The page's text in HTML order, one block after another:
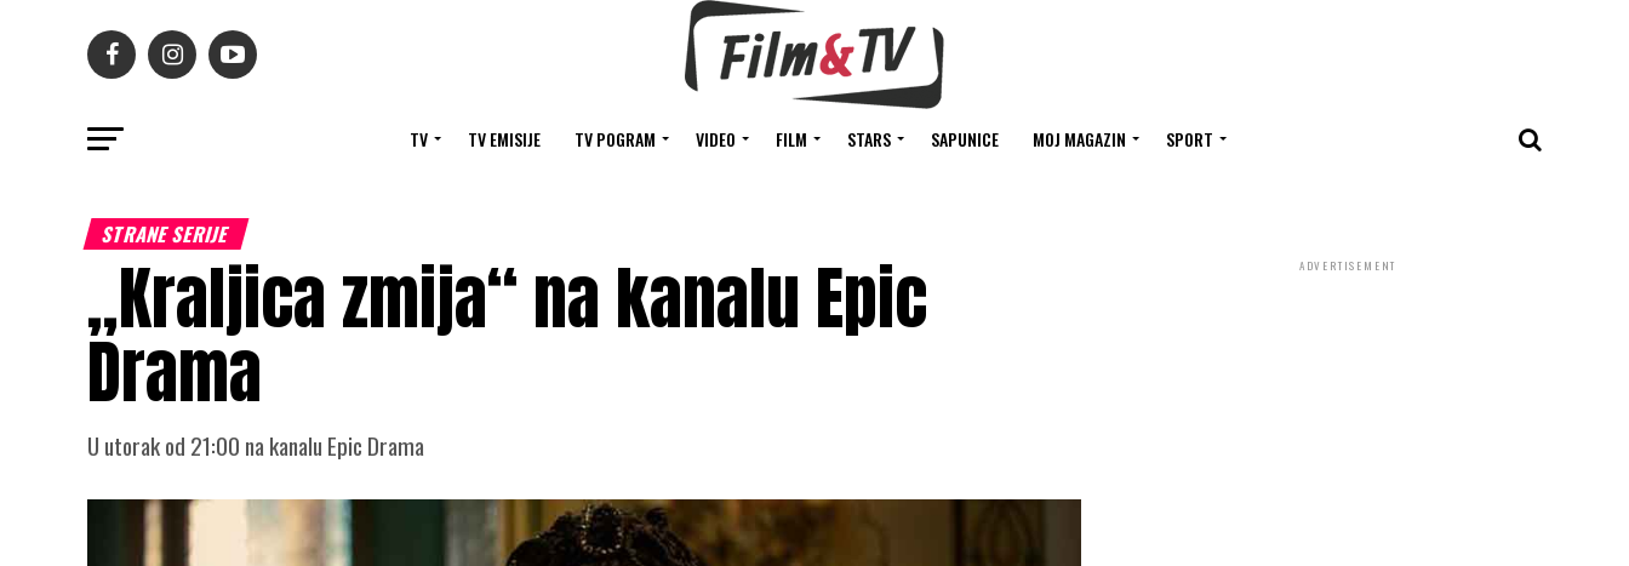
TV TV EMISIJE TV POGRAM VIDEO FILM STARS SAPUNICE MOJ MAGAZIN SPORT
STRANE SERIJE
„Kraljica zmija“ na kanalu Epic
Drama
U utorak od 21:00 na kanalu Epic Drama
ADVERTISEMENT